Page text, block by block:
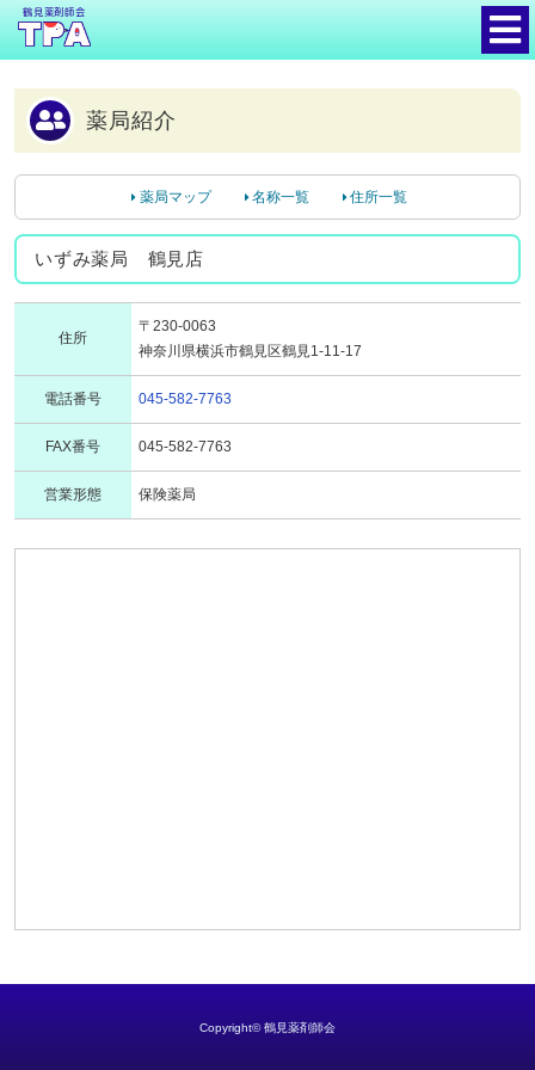
鶴見薬剤師会
薬局紹介
薬局マップ 名称一覧 住所一覧
いずみ薬局 鶴見店
住所
〒230-0063
神奈川県横浜市鶴見区鶴見1-11-17
電話番号 045-582-7763
FAX番号 045-582-7763
営業形態 保険薬局
Copyright© 鶴見薬剤師会